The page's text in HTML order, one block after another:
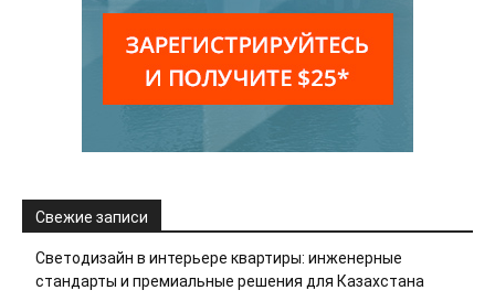
Свежие записи
Светодизайн в интерьере квартиры: инженерные
стандарты и премиальные решения для Казахстана